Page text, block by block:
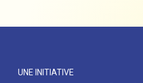
UNE INITIATIVE